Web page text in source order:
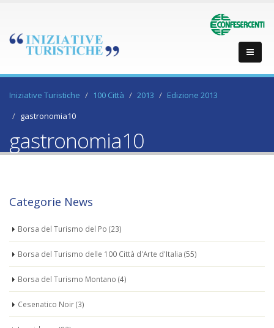
Iniziative Turistiche 100 Città 2013
Edizione 2013
gastronomia10
gastronomia10
Categorie News
Borsa del Turismo del Po (23)
Borsa del Turismo delle 100 Città d'Arte d'Italia (55)
Borsa del Turismo Montano (4)
Cesenatico Noir(3)